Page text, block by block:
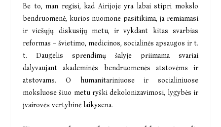
Be to, man regisi, kad Airijoje yra labai stipri mokslo
bendruomenė, kurios nuomone pasitikima, ja remiamasi
ir viešųjų diskusijų metu, ir vykdant kitas svarbias
reformas – švietimo, medicinos, socialinės apsaugos ir t.
t. Daugelis sprendimų šalyje priimama svariai
dalyvaujant akademinės bendruomenės atstovėms ir
atstovams. O humanitariniuose ir socialiniuose
moksluose šiuo metu ryški dekolonizavimosi, lygybės ir
įvairovės vertybinė laikysena.